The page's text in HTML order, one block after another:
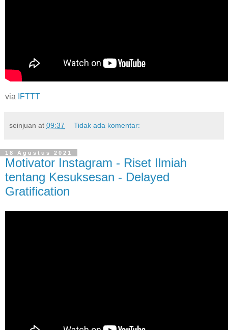
via IFTTT
seinjuan at 09:37 Tidak ada komentar:
18 Agustus 2021
Motivator Instagram - Riset Ilmiah
tentang Kesuksesan - Delayed
Gratification